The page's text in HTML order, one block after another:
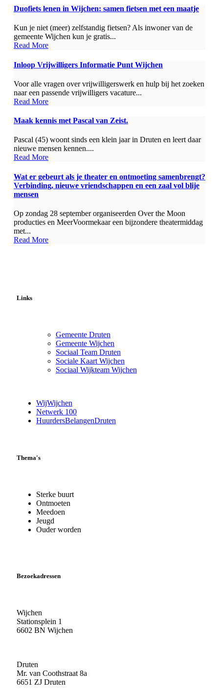
Duofiets lenen in Wijchen: samen fietsen met een maatje
Kun je niet (meer) zelfstandig fietsen? Als inwoner van de
gemeente Wijchen kun je gratis...
Read More
Inloop Vrijwilligers Informatie Punt Wijchen
Voor alle vragen over vrijwilligerswerk en hulp bij het zoeken
naar een passende vrijwilligers vacature...
Read More
Maak kennis met Pascal van Zeist.
Pascal (45) woont sinds een klein jaar in Druten en leert daar
nieuwe mensen kennen....
Read More
Wat er gebeurt als je theater en ontmoeting samenbrengt?
Verbinding, nieuwe vriendschappen en een zaal vol blije
mensen
Op zondag 28 september organiseerden Over the Moon
producties en MeerVoormekaar een bijzondere theatermiddag
met...
Read More
Links
Gemeente Druten
Gemeente Wijchen
Sociaal Team Druten
Sociale Kaart Wijchen
Sociaal Wijkteam Wijchen
WijWijchen
Netwerk 100
HuurdersBelangenDruten
Thema's
Sterke buurt
Ontmoeten
Meedoen
Jeugd
Ouder worden
Bezoekadressen
Wijchen
Stationsplein 1
6602 BN Wijchen
Druten
Mr. van Coothstraat 8a
6651 ZJ Druten